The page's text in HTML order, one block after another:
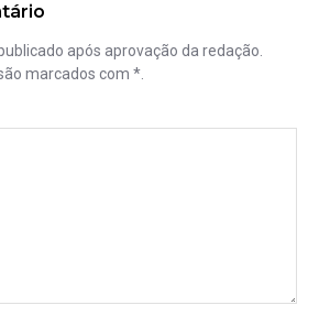
após aprovação da redação.
marcados com *.